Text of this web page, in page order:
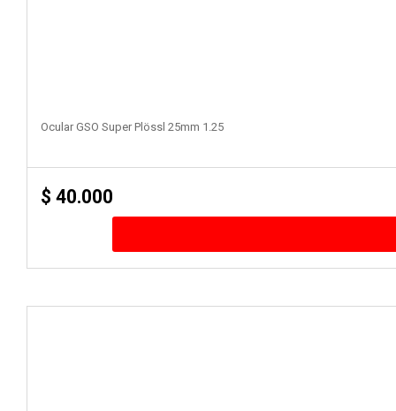
Ocular GSO Super Plössl 25mm 1.25
$ 40.000